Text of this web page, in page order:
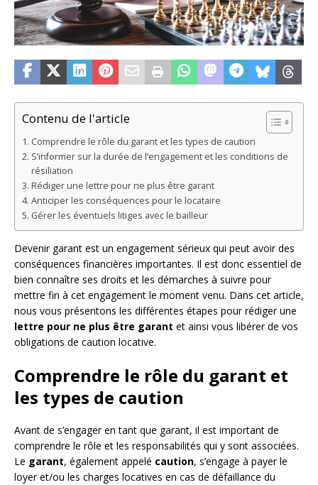
Contenu de l'article
Comprendre le rôle du garant et les types de caution
S’informer sur la durée de l’engagement et les conditions de
résiliation
Rédiger une lettre pour ne plus être garant
Anticiper les conséquences pour le locataire
Gérer les éventuels litiges avec le bailleur
Devenir garant est un engagement sérieux qui peut avoir des
conséquences financières importantes. Il est donc essentiel de
bien connaître ses droits et les démarches à suivre pour
mettre fin à cet engagement le moment venu. Dans cet article,
nous vous présentons les différentes étapes pour rédiger une
lettre pour ne plus être garant et ainsi vous libérer de vos
obligations de caution locative.
Comprendre le rôle du garant et
les types de caution
Avant de s’engager en tant que garant, il est important de
comprendre le rôle et les responsabilités qui y sont associées.
Le garant, également appelé caution, s’engage à payer le
loyer et/ou les charges locatives en cas de défaillance du